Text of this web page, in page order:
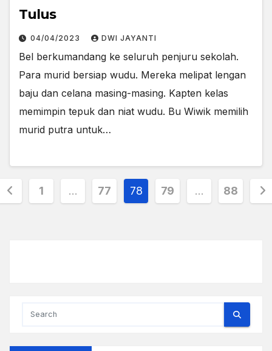
Tulus
04/04/2023 DWI JAYANTI
Bel berkumandang ke seluruh penjuru sekolah.
Para murid bersiap wudu. Mereka melipat lengan
baju dan celana masing-masing. Kapten kelas
memimpin tepuk dan niat wudu. Bu Wiwik memilih
murid putra untuk…
1 … 77 78 79 … 88